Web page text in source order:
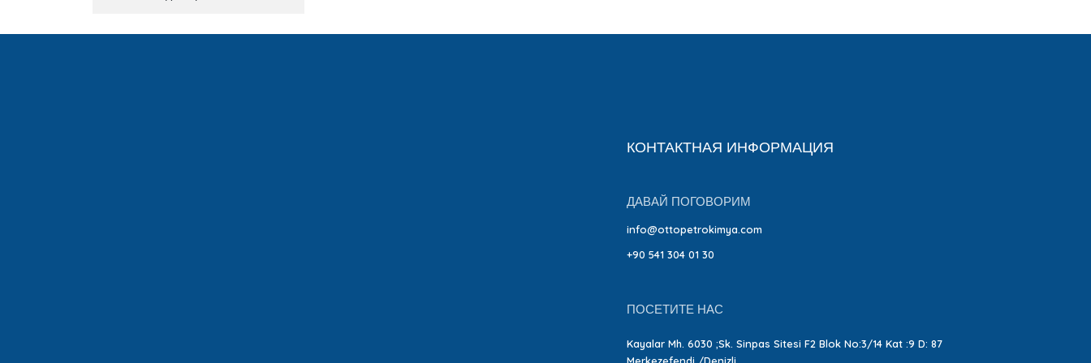
КОНТАКТНАЯ ИНФОРМАЦИЯ
ДАВАЙ ПОГОВОРИМ
info@ottopetrokimya.com
+90 541 304 01 30
ПОСЕТИТЕ НАС
Kayalar Mh. 6030 ;Sk. Sinpas Sitesi F2 Blok No:3/14 Kat :9 D: 87